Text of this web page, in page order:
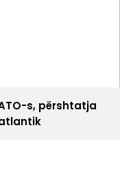
s, përshtatja